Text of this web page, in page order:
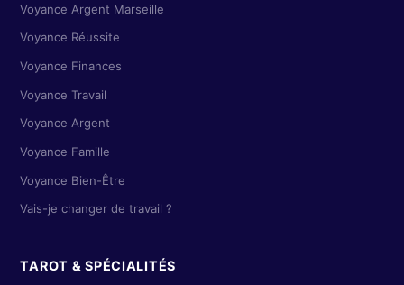
Voyance Argent Marseille
Voyance Réussite
Voyance Finances
Voyance Travail
Voyance Argent
Voyance Famille
Voyance Bien-Être
Vais-je changer de travail ?
TAROT & SPÉCIALITÉS